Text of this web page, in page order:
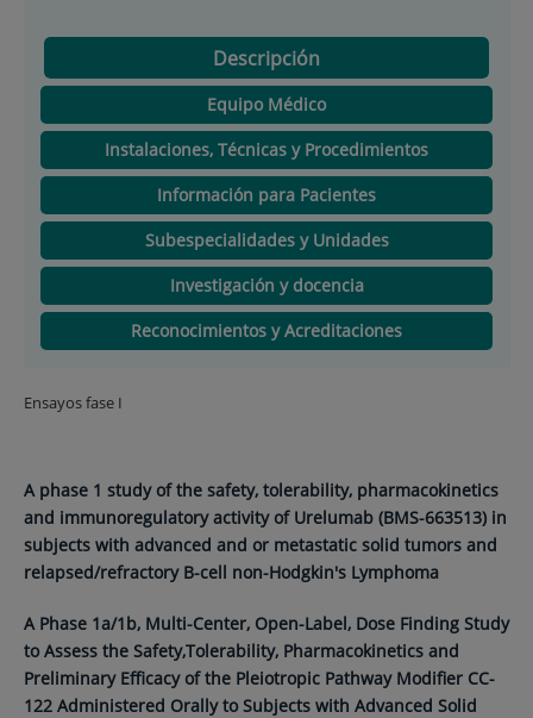
Descripción
Equipo Médico
Instalaciones, Técnicas y Procedimientos
Información para Pacientes
Subespecialidades y Unidades
Investigación y docencia
Reconocimientos y Acreditaciones
Ensayos fase I
A phase 1 study of the safety, tolerability, pharmacokinetics
and immunoregulatory activity of Urelumab (BMS-663513) in
subjects with advanced and or metastatic solid tumors and
relapsed/refractory B-cell non-Hodgkin's Lymphoma
A Phase 1a/1b, Multi-Center, Open-Label, Dose Finding Study
to Assess the Safety,Tolerability, Pharmacokinetics and
Preliminary Efficacy of the Pleiotropic Pathway Modifier CC-
122 Administered Orally to Subjects with Advanced Solid